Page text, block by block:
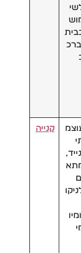
קנייה